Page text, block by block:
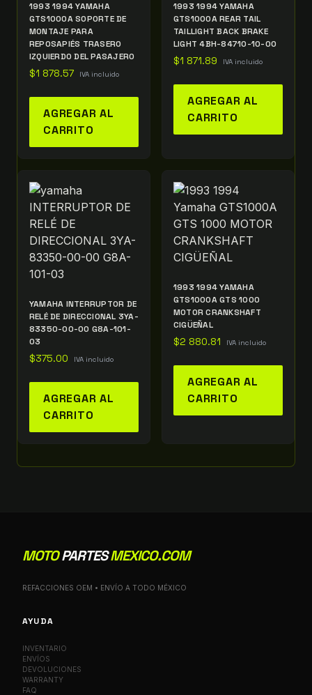
1993 1994 YAMAHA
GTS1000A SOPORTE DE
MONTAJE PARA
REPOSAPIÉS TRASERO
IZQUIERDO DEL PASAJERO
$1 878.57 IVA incluido
AGREGAR AL
CARRITO
1993 1994 YAMAHA
GTS1000A REAR TAIL
TAILLIGHT BACK BRAKE
LIGHT 4BH-84710-10-00
$1 871.89 IVA incluido
AGREGAR AL
CARRITO
YAMAHA INTERRUPTOR DE
RELÉ DE DIRECCIONAL 3YA-
83350-00-00 G8A-101-
03
$375.00 IVA incluido
AGREGAR AL
CARRITO
1993 1994 YAMAHA
GTS1000A GTS 1000
MOTOR CRANKSHAFT
CIGÜEÑAL
$2 880.81 IVA incluido
AGREGAR AL
CARRITO
MOTOPARTESMEXICO.COM
REFACCIONES OEM • ENVÍO A TODO MÉXICO
AYUDA
INVENTARIO
ENVÍOS
DEVOLUCIONES
WARRANTY
FAQ